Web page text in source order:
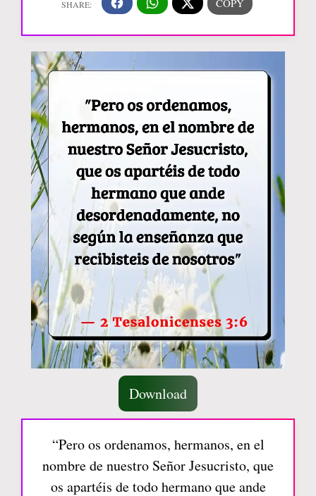
Download
“Pero os ordenamos, hermanos, en el
nombre de nuestro Señor Jesucristo, que
os apartéis de todo hermano que ande